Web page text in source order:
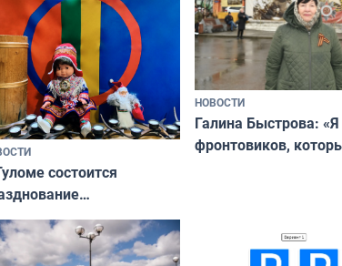
состоится
дня
народов мира
НОВОСТИ
Галина Быстрова:
фронтовиков,